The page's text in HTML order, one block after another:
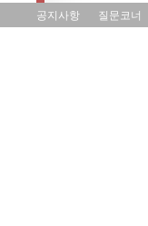
공지사항 질문코너